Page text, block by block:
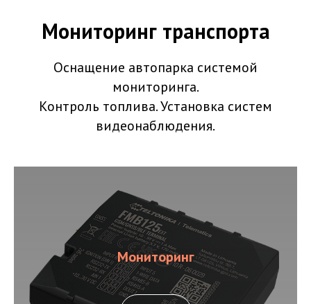
Мониторинг транспорта
Оснащение автопарка системой
мониторинга.
Контроль топлива. Установка систем
видеонаблюдения.
Мониторинг